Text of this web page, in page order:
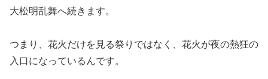
大松明乱舞へ続きます。
つまり、花火だけを見る祭りではなく、花火が夜の熱狂の
入口になっているんです。